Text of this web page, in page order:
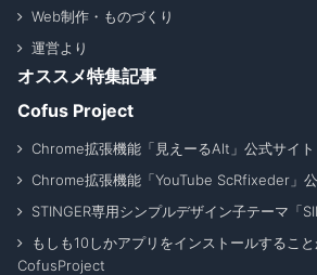
Web制作・ものづくり
運営より
オススメ特集記事
Cofus Project
Chrome拡張機能「見えーるAlt」公式サイト
Chrome拡張機能「YouTube ScRfixeder」
STINGER専用シンプルデザイン子テーマ「
もしも10しかアプリをインストールすること
CofusProject